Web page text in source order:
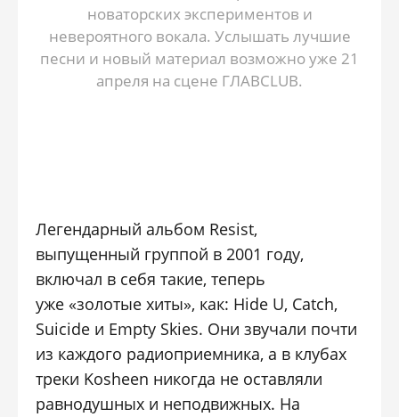
новаторских экспериментов и
невероятного вокала. Услышать лучшие
песни и новый материал возможно уже 21
апреля на сцене ГЛАВCLUB.
Легендарный альбом Resist,
выпущенный группой в 2001 году,
включал в себя такие, теперь
уже «золотые хиты», как: Hide U, Catch,
Suicide и Empty Skies. Они звучали почти
из каждого радиоприемника, а в клубах
треки Kosheen никогда не оставляли
равнодушных и неподвижных. На